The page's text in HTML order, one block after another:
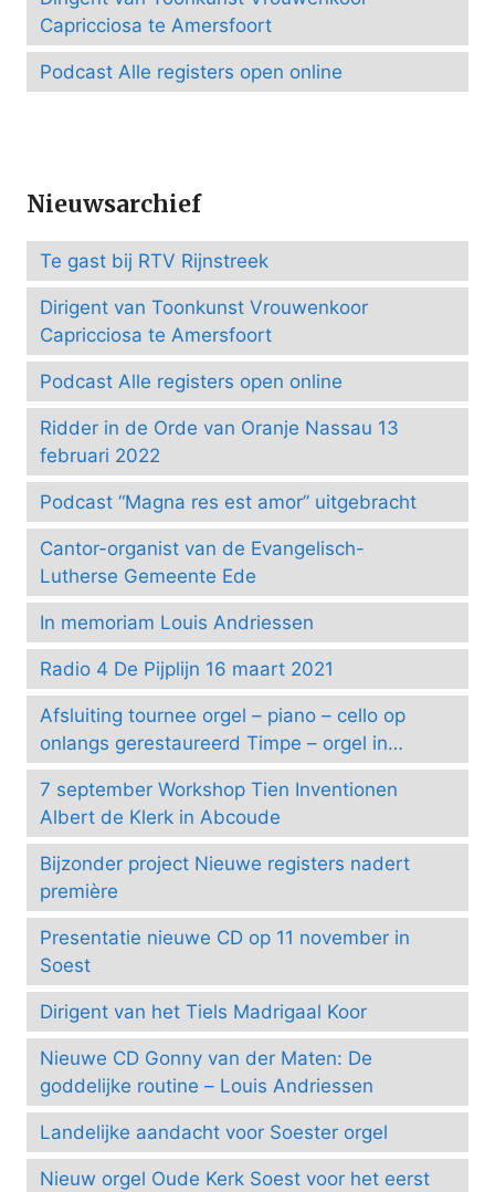
Capricciosa te Amersfoort
Podcast Alle registers open online
Nieuwsarchief
Te gast bij RTV Rijnstreek
Dirigent van Toonkunst Vrouwenkoor
Capricciosa te Amersfoort
Podcast Alle registers open online
Ridder in de Orde van Oranje Nassau 13
februari 2022
Podcast “Magna res est amor” uitgebracht
Cantor-organist van de Evangelisch-
Lutherse Gemeente Ede
In memoriam Louis Andriessen
Radio 4 De Pijplijn 16 maart 2021
Afsluiting tournee orgel – piano – cello op
onlangs gerestaureerd Timpe – orgel in
Groningen
7 september Workshop Tien Inventionen
Albert de Klerk in Abcoude
Bijzonder project Nieuwe registers nadert
première
Presentatie nieuwe CD op 11 november in
Soest
Dirigent van het Tiels Madrigaal Koor
Nieuwe CD Gonny van der Maten: De
goddelijke routine – Louis Andriessen
Landelijke aandacht voor Soester orgel
Nieuw orgel Oude Kerk Soest voor het eerst